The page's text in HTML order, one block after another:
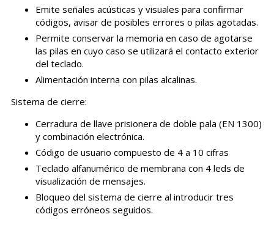
Emite señales acústicas y visuales para confirmar
códigos, avisar de posibles errores o pilas agotadas.
Permite conservar la memoria en caso de agotarse
las pilas en cuyo caso se utilizará el contacto exterior
del teclado.
Alimentación interna con pilas alcalinas.
Sistema de cierre:
Cerradura de llave prisionera de doble pala (EN 1300)
y combinación electrónica.
Código de usuario compuesto de 4 a 10 cifras
Teclado alfanumérico de membrana con 4 leds de
visualización de mensajes.
Bloqueo del sistema de cierre al introducir tres
códigos erróneos seguidos.